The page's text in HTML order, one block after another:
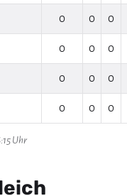
0 0 0
0 0 0
0 0 0
0 0 0
Uhr